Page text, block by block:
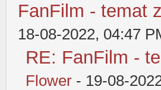
FanFilm - temat
18-08-2022, 04:47
RE: FanFilm -
Flower - 19-08-